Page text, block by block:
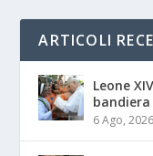
ARTICOLI
Leone
6 Ago, 2026